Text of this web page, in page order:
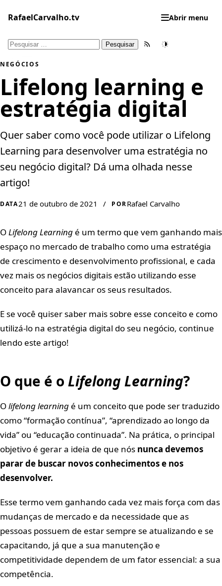
para
conteúdo
RafaelCarvalho.tv Abrir menu
Pesquisar
Feed RSSTema
NEGÓCIOS
Lifelong learning e
estratégia digital
Quer saber como você pode utilizar o Lifelong
Learning para desenvolver uma estratégia no
seu negócio digital? Dá uma olhada nesse
artigo!
DATA21 de outubro de 2021 / PORRafael Carvalho
O Lifelong Learning é um termo que vem ganhando mais
espaço no mercado de trabalho como uma estratégia
de crescimento e desenvolvimento profissional, e cada
vez mais os negócios digitais estão utilizando esse
conceito para alavancar os seus resultados.
E se você quiser saber mais sobre esse conceito e como
utilizá-lo na estratégia digital do seu negócio, continue
lendo este artigo!
O que é o Lifelong Learning?
Olifelong learning é um conceito que pode ser traduzido
como “formação contínua”, “aprendizado ao longo da
vida” ou “educação continuada”. Na prática, o principal
objetivo é gerar a ideia de que nós nunca devemos
parar de buscar novos conhecimentos e nos
desenvolver.
Esse termo vem ganhando cada vez mais força com das
mudanças de mercado e da necessidade que as
pessoas possuem de estar sempre se atualizando e se
capacitando, já que a sua manutenção e
competitividade dependem de um fator essencial: a sua
competência.